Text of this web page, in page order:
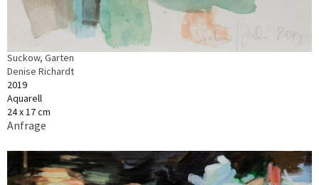
Suckow, Garten
Denise Richardt
2019
Aquarell
24 x 17 cm
Anfrage